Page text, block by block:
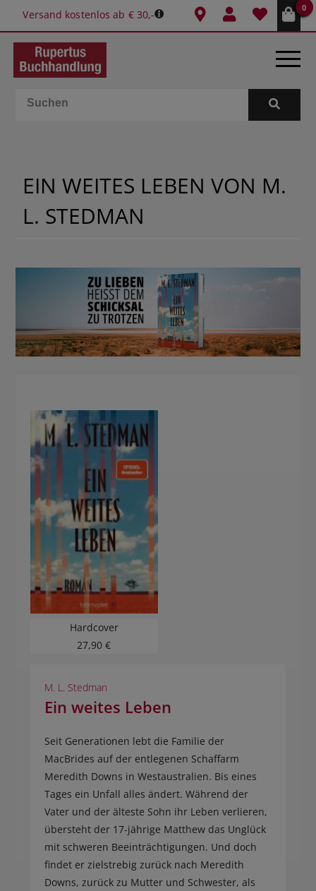
Versand kostenlos ab € 30,-
0
BÜCHER
SPIELE
GESCHENKIDEEN & MEHR
SCHULE & BÜRO
EIN WEITES LEBEN VON M.
L. STEDMAN
Hardcover
27,90 €
M. L. Stedman
Ein weites Leben
Seit Generationen lebt die Familie der
MacBrides auf der entlegenen Schaffarm
Meredith Downs in Westaustralien. Bis eines
Tages ein Unfall alles ändert. Während der
Vater und der älteste Sohn ihr Leben verlieren,
übersteht der 17-jährige Matthew das Unglück
mit schweren Beeinträchtigungen. Und doch
findet er zielstrebig zurück nach Meredith
Downs, zurück zu Mutter und Schwester, als